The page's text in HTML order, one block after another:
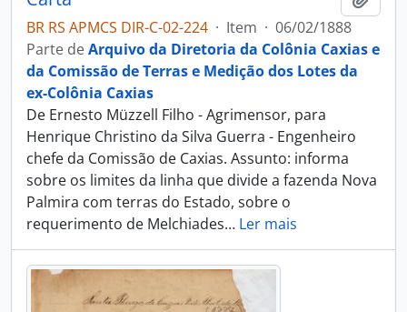
BR RS APMCS DIR-C-02-224 · Item · 06/02/1888
Parte deArquivo da Diretoria da Colônia Caxias e
da Comissão de Terras e Medição dos Lotes da
ex-Colônia Caxias
De Ernesto Müzzell Filho - Agrimensor, para
Henrique Christino da Silva Guerra - Engenheiro
chefe da Comissão de Caxias. Assunto: informa
sobre os limites da linha que divide a fazenda Nova
Palmira com terras do Estado, sobre o
requerimento de Melchiades… Ler mais